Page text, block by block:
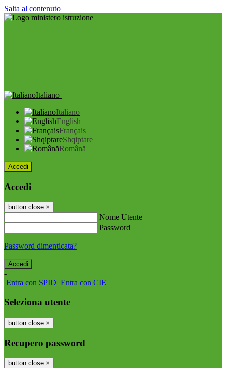
Salta al contenuto
Italiano
Italiano
English
Français
Shqiptare
Română
Accedi
Accedi
button close ×
Nome Utente
Password
Password dimenticata?
-
Entra con SPID Entra con CIE
Seleziona utente
button close ×
Recupero password
button close ×